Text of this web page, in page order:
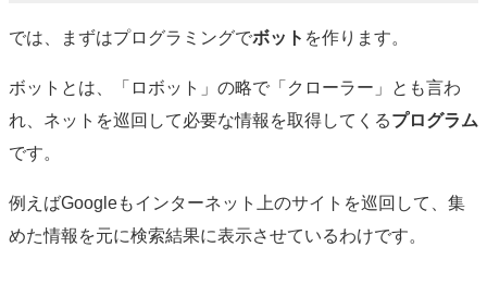
では、まずはプログラミングでボット を作ります。
ボットとは、「ロボット」の略で「クローラー」とも言わ
れ、ネットを巡回して必要な情報を取得してくるプログラム
です。
例えばGoogleもインターネット上のサイトを巡回して、集
めた情報を元に検索結果に表示させているわけです。